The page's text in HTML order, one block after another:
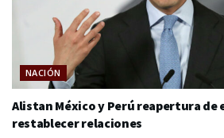
NACIÓN
Alistan México y Perú reapertura de
restablecer relaciones